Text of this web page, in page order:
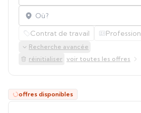
Localisation
Contrat de travail Profession
Recherche avancée
réinitialiser voir toutes les offres
offres disponibles